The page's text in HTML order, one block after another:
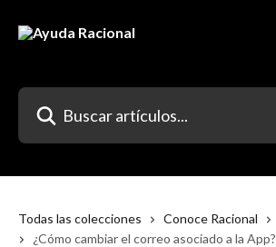
Buscar artículos...
Todas las colecciones Conoce Racional
¿Cómo cambiar el correo asociado a la App?